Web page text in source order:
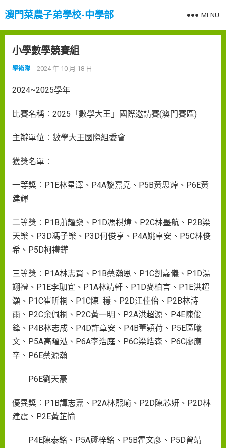
澳門菜農子弟學校-中學部 MENU
小學數學競賽組
學術隊 2024 年 10 月 18 日
2024~2025學年
比賽名稱︰2025「數學大王」國際邀請賽(澳門賽區)
主辦單位︰數學大王國際組委會
獲獎名單︰
一等獎︰P1E林星澤、P4A黎熹堯、P5B黃思焯、P6E黃
建輝
二等獎︰P1B蕭耀燊、P1D馮棋煒、P2C林墨航、P2B梁
天樂、P3D馮子樂、P3D何俊亨、P4A姚卓安、P5C林俊
希、P5D柯禮鏵
三等獎︰P1A林志賢、P1B蔡瀚恩、P1C劉嘉儀、P1D湯
翊禮、P1E李珈宜、P1A林靖軒、P1D麥柏言、P1E洪超
灝、P1C崔昕桐、P1C陳 穩、P2D江佳佁、P2B林詩
雨、P2C余佩桐、P2C黃一明、P2A洪超源、P4E陳俊
鋒、P4B林志成、P4D許章安、P4B董穎荷、P5E區曦
文、P5A高曜泓、P6A李浩庭、P6C梁皓森、P6C廖應
辛、P6E蔡源瀚
P6E劉天豪
優異獎︰P1B譚志燾、P2A林熙瑜、P2D陳芯妍、P2D林
建震、P2E黃芷愉
P4E陳泰銘、P5A蘆梓銘、P5B霍文彥、P5D曾靖